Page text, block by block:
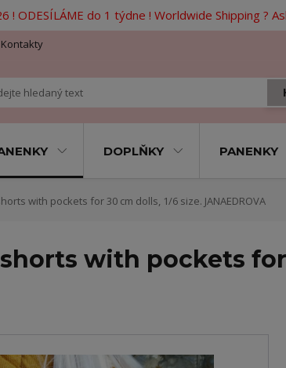
! ODESÍLÁME do 1 týdne ! Worldwide Shipping ?
Kontakty
DOPLŇKY PANENKY
with pockets for 30 cm dolls, 1/6 size. JANAEDROVA
with pockets for